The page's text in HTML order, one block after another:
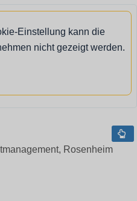
Einstellung kann die
nicht gezeigt werden.
Rosenheim